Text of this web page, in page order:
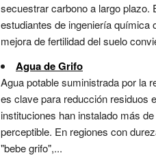
secuestrar carbono a largo plazo.
estudiantes de ingeniería química
mejora de fertilidad del suelo
Agua de Grifo
Agua potable suministrada por la
es clave para reducción residuos
instituciones han instalado más
perceptible. En regiones con
"bebe grifo",...